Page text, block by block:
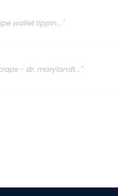
wallet tippin..."
- dr. marylandt..."